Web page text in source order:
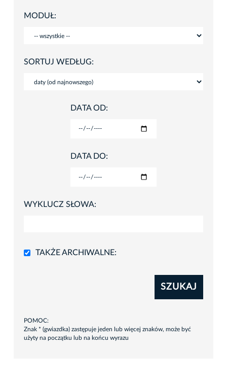
MODUŁ:
SORTUJ WEDŁUG:
DATA OD:
DATA DO:
WYKLUCZ SŁOWA:
TAKŻE ARCHIWALNE:
SZUKAJ
POMOC:
Znak * (gwiazdka) zastępuje jeden lub więcej znaków, może być
użyty na początku lub na końcu wyrazu